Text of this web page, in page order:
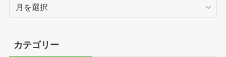
ブ
カテゴリー